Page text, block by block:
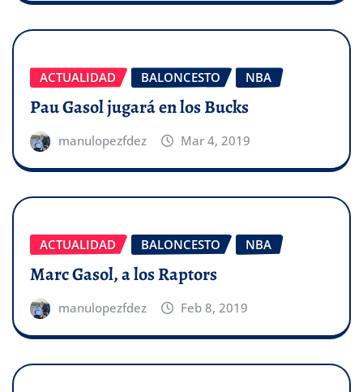
ACTUALIDAD BALONCESTO NBA
Pau Gasol jugará en los Bucks
manulopezfdez Mar 4, 2019
ACTUALIDAD BALONCESTO NBA
Marc Gasol, a los Raptors
manulopezfdez Feb 8, 2019